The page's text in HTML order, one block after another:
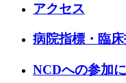
アクセス
病院指標・臨床
NCDへの参加